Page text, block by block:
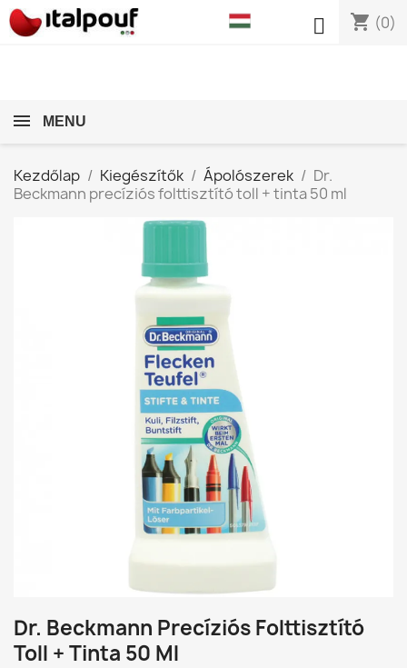
shopping_cart (0)

MENU
Kezdőlap Kiegészítők Ápolószerek
Dr.
Beckmann precíziós folttisztító toll + tinta 50 ml
Dr. Beckmann Precíziós Folttisztító
Toll + Tinta 50 Ml